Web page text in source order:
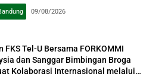
09/08/2026
FKS Tel-U Bersama FORKOMMI
dan Sanggar Bimbingan Broga
Kolaborasi Internasional melalui